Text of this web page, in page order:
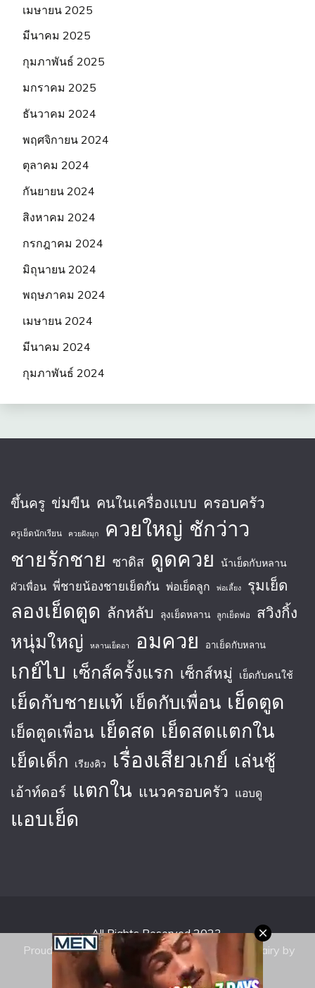
เมษายน 2025
มีนาคม 2025
กุมภาพันธ์ 2025
มกราคม 2025
ธันวาคม 2024
พฤศจิกายน 2024
ตุลาคม 2024
กันยายน 2024
สิงหาคม 2024
กรกฎาคม 2024
มิถุนายน 2024
พฤษภาคม 2024
เมษายน 2024
มีนาคม 2024
กุมภาพันธ์ 2024
ขึ้นครู ข่มขืน คนในเครื่องแบบ ครอบครัว
ครูเย็ดนักเรียน ควยฝังมุก ควยใหญ่ ชักว่าว
ชายรักชาย ซาดิส ดูดควย น้าเย็ดกับหลาน
ผัวเพื่อน พี่ชายน้องชายเย็ดกัน พ่อเย็ดลูก พ่อเลี้ยง รุมเย็ด
ลองเย็ดตูด ลักหลับ ลุงเย็ดหลาน ลูกเย็ดพ่อ สวิงกิ้ง
หนุ่มใหญ่ หลานเย็ดอา อมควย อาเย็ดกับหลาน
เกย์ไบ เซ็กส์ครั้งแรก เซ็กส์หมู่ เย็ดกับคนใช้
เย็ดกับชายแท้ เย็ดกับเพื่อน เย็ดตูด
เย็ดตูดเพื่อน เย็ดสด เย็ดสดแตกใน
เย็ดเด็ก เรียงคิว เรื่องเสียวเกย์ เล่นชู้
เอ้าท์ดอร์ แตกใน แนวครอบครัว แอบดู
แอบเย็ด
All Rights Reserved 2023.
Proudly powered by WordPress
Theme: Fairy by
Candid Themes.